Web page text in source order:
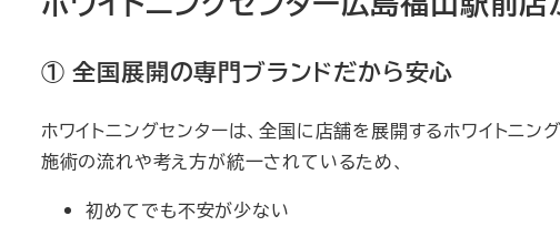
① 全国展開の専門ブランドだから安心
ホワイトニングセンターは、全国に店舗を展開するホワイトニン
施術の流れや考え方が統一されているため、
初めてでも不安が少ない